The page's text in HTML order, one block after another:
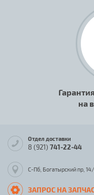
на
Отдел доставки
8 (921) 741-22-44
С-Пб, Богатырский пр,
ЗАПРОС НА